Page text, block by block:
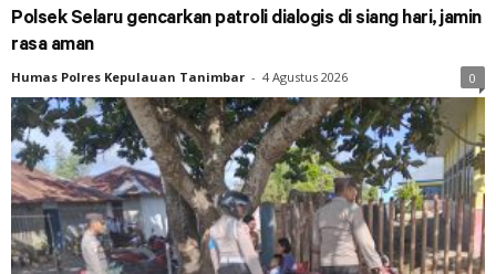
Polsek Selaru gencarkan patroli dialogis di siang hari, jamin
rasa aman
Humas Polres Kepulauan Tanimbar - 4 Agustus 2026 0